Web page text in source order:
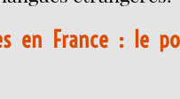
en France : le